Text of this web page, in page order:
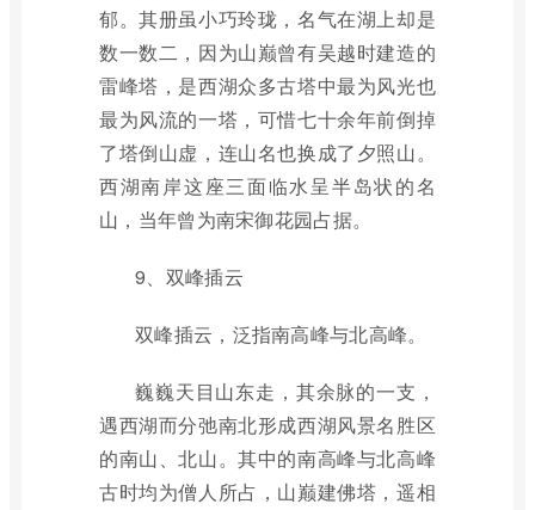
郁。其册虽小巧玲珑，名气在湖上却是
数一数二，因为山巅曾有吴越时建造的
雷峰塔，是西湖众多古塔中最为风光也
最为风流的一塔，可惜七十余年前倒掉
了塔倒山虚，连山名也换成了夕照山。
西湖南岸这座三面临水呈半岛状的名
山，当年曾为南宋御花园占据。
9、双峰插云
双峰插云，泛指南高峰与北高峰。
巍巍天目山东走，其余脉的一支，
遇西湖而分弛南北形成西湖风景名胜区
的南山、北山。其中的南高峰与北高峰
古时均为僧人所占，山巅建佛塔，遥相